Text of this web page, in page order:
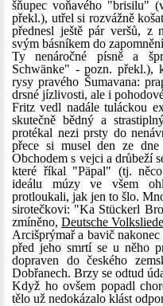
šňupec voňavého "brisilu"
překl.), utřel si rozvážně
přednesl ještě pár veršů, z
svým básníkem do
Ty nenáročné písně a
Schwänke" - pozn. překl.),
rysy pravého Šumavana:
drsné jízlivosti, ale i
Fritz vedl nadále tuláckou
skutečně bědný a
protékal nezi prsty do
přece si musel den ze dne
Obchodem s vejci a drůbeží
které říkal "Päpal" (tj.
ideálu múzy ve všem
protloukali, jak jen to šlo.
sirotečkovi: "Ka Stückerl
zmíněno, Deutsche
Arcišprýmař a bavič
před jeho smrtí se u něho
dopraven do českého
Dobřanech. Brzy se odtud
Když ho ovšem popadl
tělo už nedokázalo klást